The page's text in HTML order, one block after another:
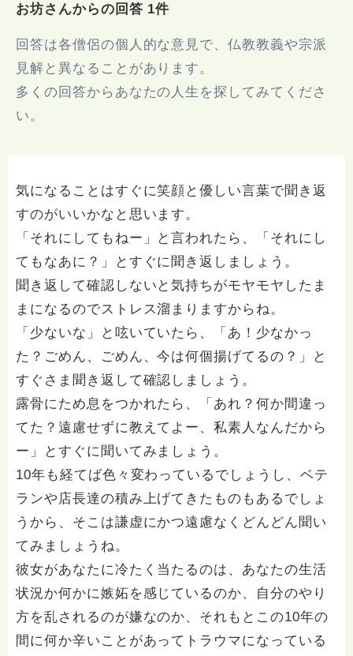
お坊さんからの回答 1件
回答は各僧侶の個人的な意見で、仏教教義や宗派
見解と異なることがあります。
多くの回答からあなたの人生を探してみてくださ
い。
気になることはすぐに笑顔と優しい言葉で聞き返
すのがいいかなと思います。
「それにしてもねー」と言われたら、「それにし
てもなあに？」とすぐに聞き返しましょう。
聞き返して確認しないと気持ちがモヤモヤしたま
まになるのでストレス溜まりますからね。
「少ないな」と呟いていたら、「あ！少なかっ
た？ごめん、ごめん、今は何個揚げてるの？」と
すぐさま聞き返して確認しましょう。
露骨にため息をつかれたら、「あれ？何か間違っ
てた？遠慮せずに教えてよー、私素人なんだから
ー」とすぐに聞いてみましょう。
10年も経てば色々変わっているでしょうし、ベテ
ランや店長達の積み上げてきたものもあるでしょ
うから、そこは謙虚にかつ遠慮なくどんどん聞い
てみましょうね。
彼女があなたに冷たく当たるのは、あなたの生活
状況か何かに嫉妬を感じているのか、自分のやり
方を乱されるのが嫌なのか、それもとこの10年の
間に何か辛いことがあってトラウマになっている